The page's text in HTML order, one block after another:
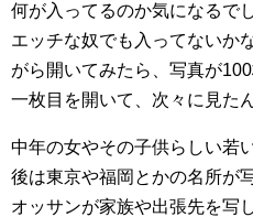
何が入ってるのか気になるで
エッチな奴でも入ってないか
がら開いてみたら、写真が100
一枚目を開いて、次々に見た
中年の女やその子供らしい若
後は東京や福岡とかの名所が
オッサンが家族や出張先を写